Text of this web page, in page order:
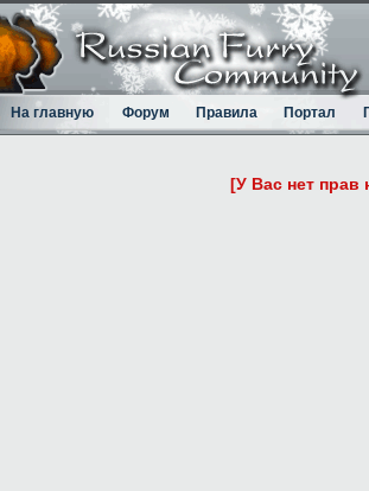
На главную Форум Правила Портал
[У Вас нет прав